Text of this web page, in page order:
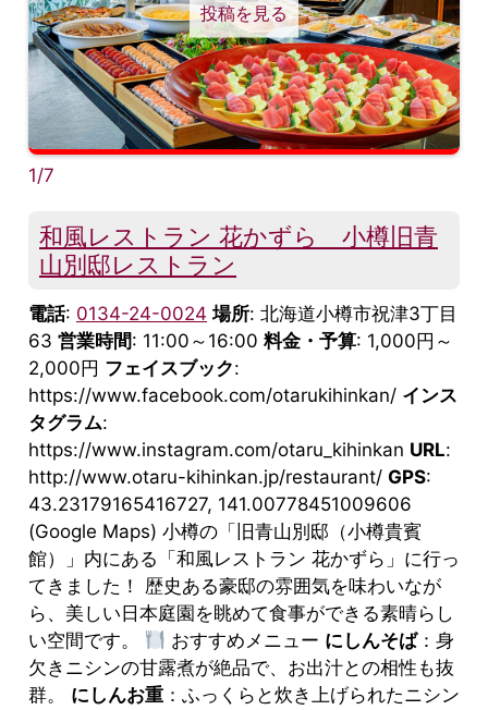
投稿を見る
1/7
和風レストラン 花かずら 小樽旧青
山別邸レストラン
電話: 0134-24-0024 場所: 北海道小樽市祝津3丁目
63 営業時間: 11:00～16:00 料金・予算: 1,000円～
2,000円 フェイスブック:
https://www.facebook.com/otarukihinkan/ インス
タグラム:
https://www.instagram.com/otaru_kihinkan URL:
http://www.otaru-kihinkan.jp/restaurant/ GPS:
43.23179165416727, 141.00778451009606
(Google Maps) 小樽の「旧青山別邸（小樽貴賓
館）」内にある「和風レストラン 花かずら」に行っ
てきました！ 歴史ある豪邸の雰囲気を味わいなが
ら、美しい日本庭園を眺めて食事ができる素晴らし
い空間です。
おすすめメニュー にしんそば：身
欠きニシンの甘露煮が絶品で、お出汁との相性も抜
群。 にしんお重 ：ふっくらと炊き上げられたニシン